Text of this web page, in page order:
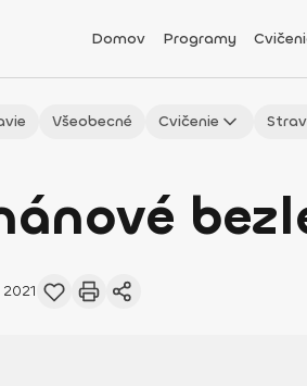
Domov Programy
Všeobecné Cvičenie